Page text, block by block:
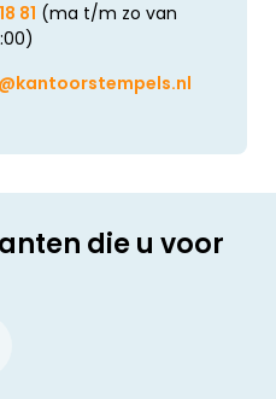
81 (ma t/m zo van
die u voor